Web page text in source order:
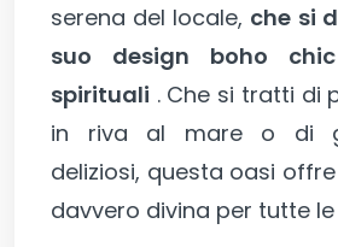
serena del locale, che si
suo design boho
spirituali . Che si tratti di
in riva al mare o di
deliziosi, questa oasi
davvero divina per tutte